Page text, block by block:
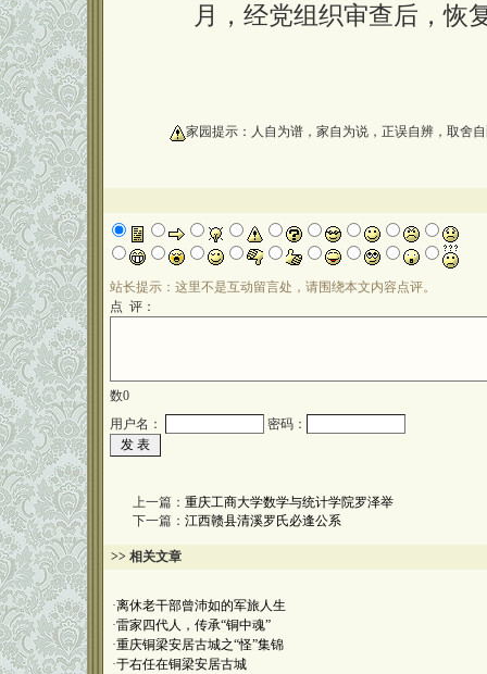
月，经党组织审查后，恢
家园提示：人自为谱，家自为说，正误自辨，取舍
站长提示：这里不是互动留言处，请围绕本文内容点评。
点 评：
数0
用户名：
密码：
上一篇： 重庆工商大学数学与统计学院罗泽举
下一篇： 江西赣县清溪罗氏必逢公系
>> 相关文章
·离休老干部曾沛如的军旅人生
·雷家四代人，传承“铜中魂”
·重庆铜梁安居古城之“怪”集锦
·于右任在铜梁安居古城